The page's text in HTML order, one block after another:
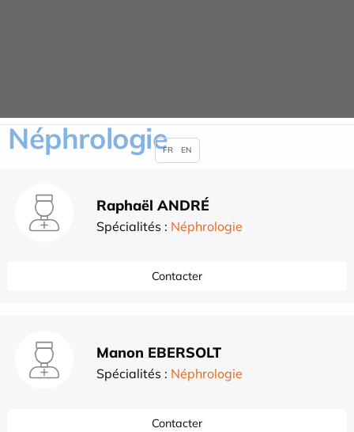
Néphrologie
Raphaël ANDRÉ
Spécialités : Néphrologie
Contacter
Manon EBERSOLT
Spécialités : Néphrologie
Contacter
FR EN